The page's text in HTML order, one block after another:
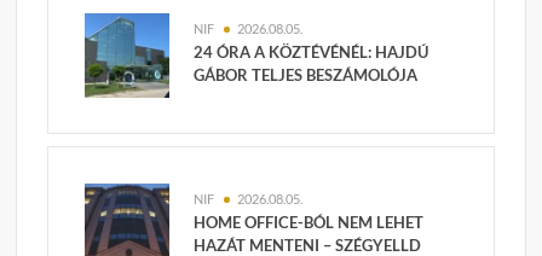
NIF 2026.08.05.
24 ÓRA A KÖZTÉVÉNÉL: HAJDÚ
GÁBOR TELJES BESZÁMOLÓJA
NIF 2026.08.05.
HOME OFFICE-BÓL NEM LEHET
HAZÁT MENTENI – SZÉGYELLD